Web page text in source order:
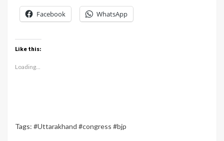
Facebook WhatsApp
Like this:
Loading...
Tags: #Uttarakhand #congress #bjp